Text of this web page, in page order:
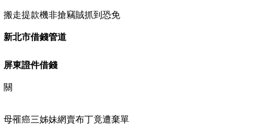
搬走提款機非搶竊賊抓到恐免
新北市借錢管道
屏東證件借錢
關
母罹癌三姊妹網賣布丁竟遭棄單